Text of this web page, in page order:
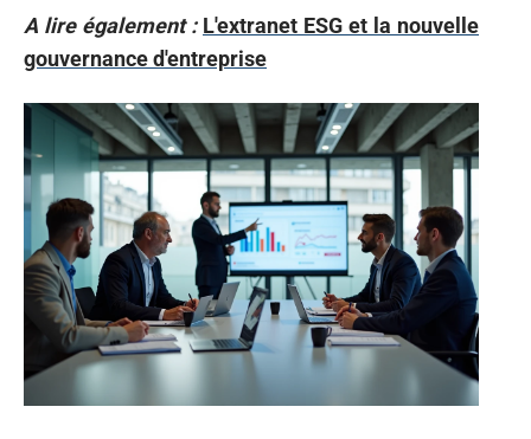
A lire également : L'extranet ESG et la nouvelle
gouvernance d'entreprise